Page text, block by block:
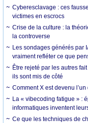
Cyberesclavage : ces
victimes en escrocs
Crise de la culture : la
la controverse
Les sondages générés par
vraiment refléter ce que
Être rejeté par les autres
ils sont mis de côté
Comment X est devenu
La « vibecoding fatigue » :
informatiques inventent
Ce que les techniques de